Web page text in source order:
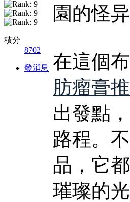
積分
8702
發消息
園的怪
在這個
肪瘤膏
出發點
路程。
品，它
璀璨的